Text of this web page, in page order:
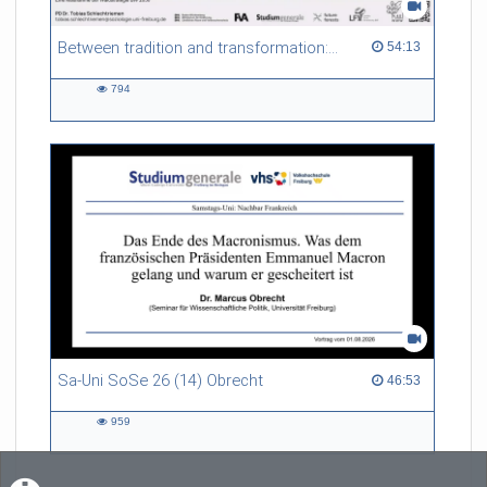
Between tradition and transformation: how owners, advisers and institutions co-create knowledge for resilient forests in Europe 54:13
54:13 duration
794
Sa-Uni SoSe 26 (14) Obrecht 46:53
46:53 duration
959